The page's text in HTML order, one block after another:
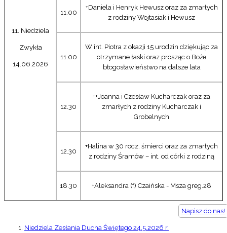
11. Niedziela
Zwykła
14.06.2026
11.00
+Daniela i Henryk Hewusz oraz za zmarłych
z rodziny Wojtasiak i Hewusz
11.00
W int. Piotra z okazji 15 urodzin dziękując za
otrzymane łaski oraz prosząc o Boże
błogosławieństwo na dalsze lata
12.30
++Joanna i Czesław Kucharczak oraz za
zmarłych z rodziny Kucharczak i
Grobelnych
12.30
+Halina w 30 rocz. śmierci oraz za zmarłych
z rodziny Śramów – int. od córki z rodziną
18.30 +Aleksandra (f) Czaińska - Msza greg.28
Napisz do nas!
Niedziela Zesłania Ducha Świętego 24.5.2026 r.